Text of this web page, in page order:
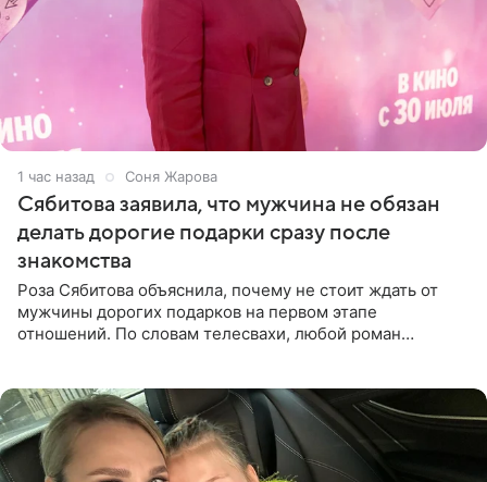
1 час назад Соня Жарова
Сябитова заявила, что мужчина не обязан
делать дорогие подарки сразу после
знакомства
Роза Сябитова объяснила, почему не стоит ждать от
мужчины дорогих подарков на первом этапе
отношений. По словам телесвахи, любой роман